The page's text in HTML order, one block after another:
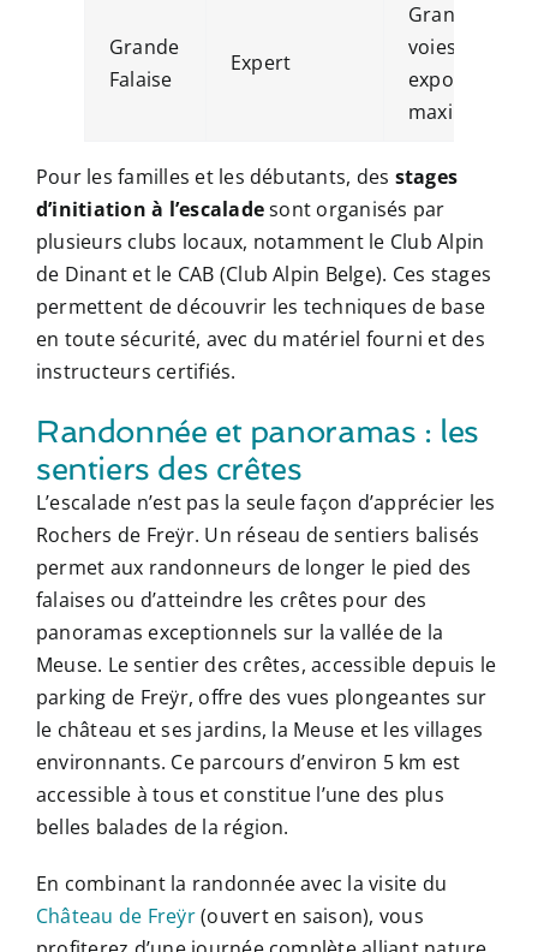
Grande
Falaise
Expert
Grandes
voies,
exposition
maximale
Pour les familles et les débutants, des stages
d’initiation à l’escaladesont organisés par
plusieurs clubs locaux, notamment le Club Alpin
de Dinant et le CAB (Club Alpin Belge). Ces stages
permettent de découvrir les techniques de base
en toute sécurité, avec du matériel fourni et des
instructeurs certifiés.
Randonnée et panoramas : les
sentiers des crêtes
L’escalade n’est pas la seule façon d’apprécier les
Rochers de Freÿr. Un réseau de sentiers balisés
permet aux randonneurs de longer le pied des
falaises ou d’atteindre les crêtes pour des
panoramas exceptionnels sur la vallée de la
Meuse. Le sentier des crêtes, accessible depuis le
parking de Freÿr, offre des vues plongeantes sur
le château et ses jardins, la Meuse et les villages
environnants. Ce parcours d’environ 5 km est
accessible à tous et constitue l’une des plus
belles balades de la région.
En combinant la randonnée avec la visite du
Château de Freÿr(ouvert en saison), vous